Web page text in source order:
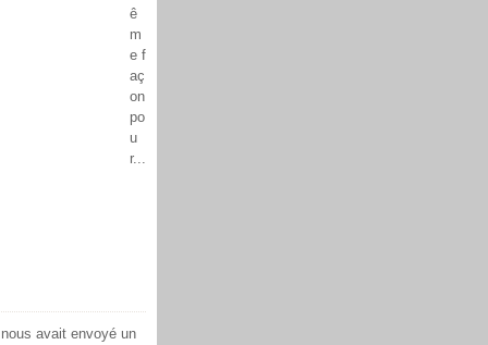
ê
m
e f
aç
on
po
u
r...
avait envoyé un